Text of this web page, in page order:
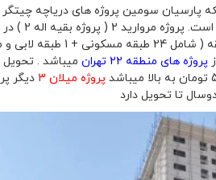
2 ) تعاونی مسکن نامی اریکه پارسیان سومین پروژه های
پروژه های منطقه 22 تهران
پروژه میلان 3
دیگر
تا تحویل دارد